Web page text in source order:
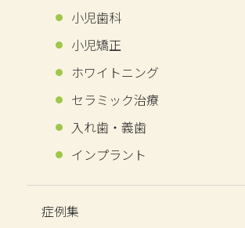
小児歯科
小児矯正
ホワイトニング
セラミック治療
入れ歯・義歯
インプラント
症例集